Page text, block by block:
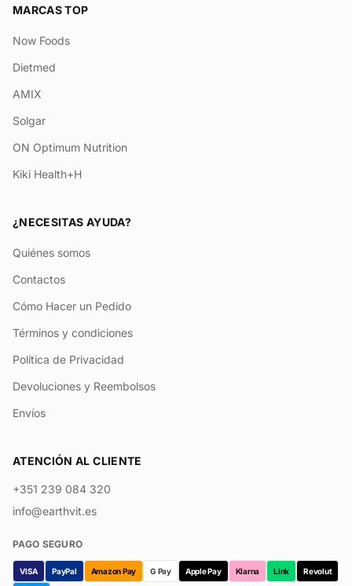
MARCAS TOP
Now Foods
Dietmed
AMIX
Solgar
ON Optimum Nutrition
Kiki Health+H
¿NECESITAS AYUDA?
Quiénes somos
Contactos
Cómo Hacer un Pedido
Términos y condiciones
Política de Privacidad
Devoluciones y Reembolsos
Envíos
ATENCIÓN AL CLIENTE
+351 239 084 320
info@earthvit.es
PAGO SEGURO
VISA PayPal Amazon Pay G Pay Apple Pay Klarna Link Revolut